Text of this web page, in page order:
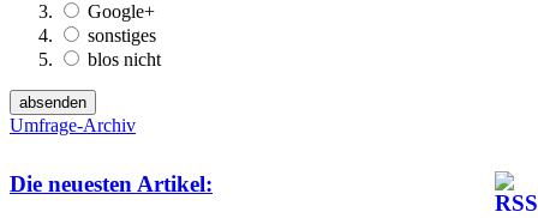
Google+
sonstiges
blos nicht
Umfrage-Archiv
Die neuesten Artikel: